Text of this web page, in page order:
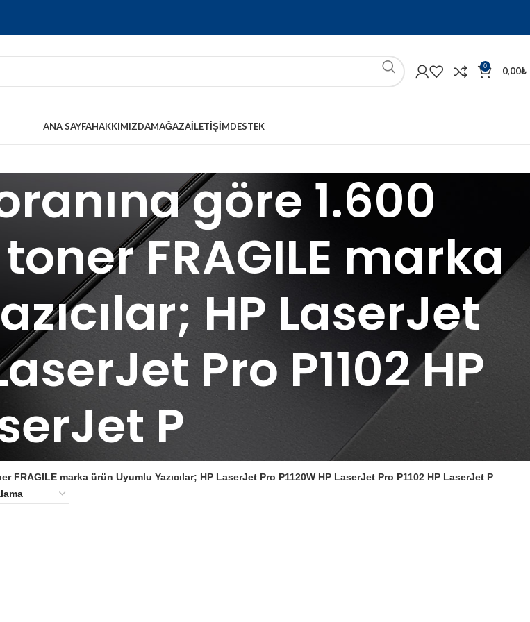
0 0,00₺
ANA SAYFAHAKKIMIZDAMAĞAZAİLETIŞIMDESTEK
göre 1.600
FRAGILE marka
HP LaserJet
Pro P1102 HP
P
FRAGILE marka ürün Uyumlu Yazıcılar; HP LaserJet Pro P1120W HP LaserJet Pro P1102 HP LaserJet P